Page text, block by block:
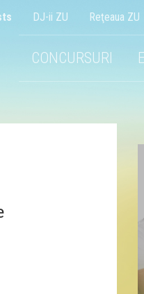
DJ-ii ZU Reţeaua ZU
CONCURSURI